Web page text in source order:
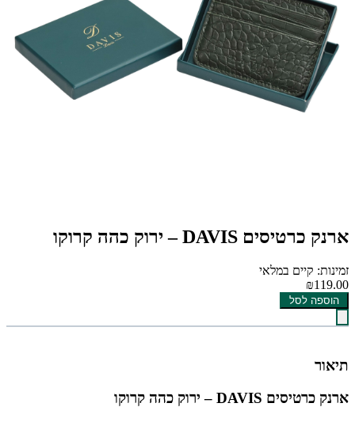
ארנק כרטיסים DAVIS – ירוק כהה קרוקו
זמינות: קיים במלאי
₪119.00
הוספה לסל
תיאור
ארנק כרטיסים DAVIS – ירוק כהה קרוקו